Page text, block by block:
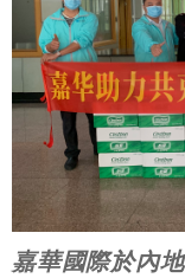
嘉華國際於內